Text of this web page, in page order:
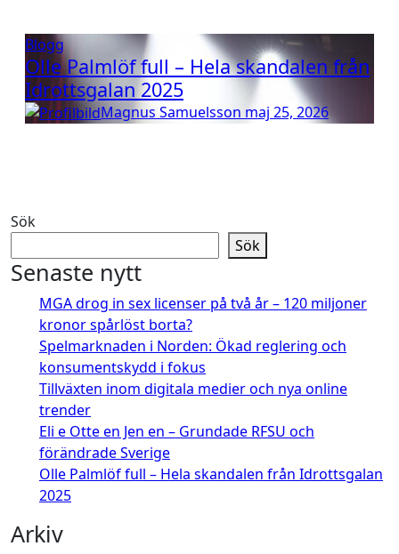
Blogg
Olle Palmlöf full – Hela skandalen från
Idrottsgalan 2025
Magnus Samuelsson maj 25, 2026
Sök
Sök
Senaste nytt
MGA drog in sex licenser på två år – 120 miljoner
kronor spårlöst borta?
Spelmarknaden i Norden: Ökad reglering och
konsumentskydd i fokus
Tillväxten inom digitala medier och nya online
trender
Eli e Otte en Jen en – Grundade RFSU och
förändrade Sverige
Olle Palmlöf full – Hela skandalen från Idrottsgalan
2025
Arkiv